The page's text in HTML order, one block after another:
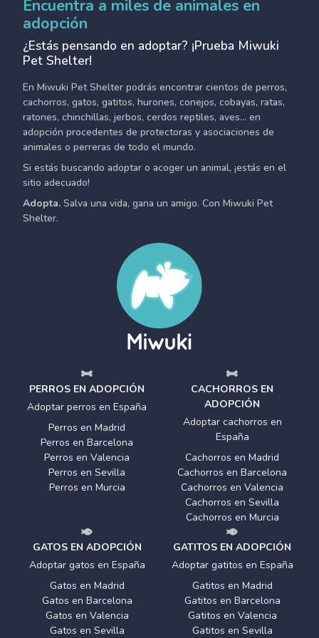
Encuentra a miles de animales en
adopción
¿Estás pensando en adoptar? ¡Prueba Miwuki
Pet Shelter!
En Miwuki Pet Shelter podrás encontrar cientos de perros,
cachorros, gatos, gatitos, hurones, conejos, cobayas, ratas,
ratones, chinchillas, jerbos, cerdos reptiles, aves... en
adopción procedentes de protectoras y asociaciones de
animales o perreras de todo el mundo.
Si estás buscando adoptar o acoger un animal, ¡estás en el
sitio adecuado!
Adopta. Salva una vida, gana un amigo. Con Miwuki Pet
Shelter.
PERROS EN ADOPCIÓN
Adoptar perros en España
Perros en Madrid
Perros en Barcelona
Perros en Valencia
Perros en Sevilla
Perros en Murcia
CACHORROS EN
ADOPCIÓN
Adoptar cachorros en
España
Cachorros en Madrid
Cachorros en Barcelona
Cachorros en Valencia
Cachorros en Sevilla
Cachorros en Murcia
GATOS EN ADOPCIÓN
Adoptar gatos en España
Gatos en Madrid
Gatos en Barcelona
Gatos en Valencia
Gatos en Sevilla
GATITOS EN ADOPCIÓN
Adoptar gatitos en España
Gatitos en Madrid
Gatitos en Barcelona
Gatitos en Valencia
Gatitos en Sevilla